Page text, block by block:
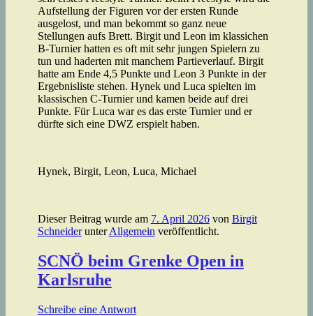
Aufstellung der Figuren vor der ersten Runde
ausgelost, und man bekommt so ganz neue
Stellungen aufs Brett. Birgit und Leon im klassichen
B-Turnier hatten es oft mit sehr jungen Spielern zu
tun und haderten mit manchem Partieverlauf. Birgit
hatte am Ende 4,5 Punkte und Leon 3 Punkte in der
Ergebnisliste stehen. Hynek und Luca spielten im
klassischen C-Turnier und kamen beide auf drei
Punkte. Für Luca war es das erste Turnier und er
dürfte sich eine DWZ erspielt haben.
Hynek, Birgit, Leon, Luca, Michael
Dieser Beitrag wurde am 7. April 2026von Birgit
SchneiderunterAllgemein veröffentlicht.
SCNÖ beim Grenke Open in
Karlsruhe
Schreibe eine Antwort